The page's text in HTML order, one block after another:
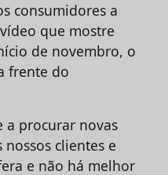
consumidores a
que mostre
de novembro, o
frente do
a procurar novas
clientes e
e não há melhor